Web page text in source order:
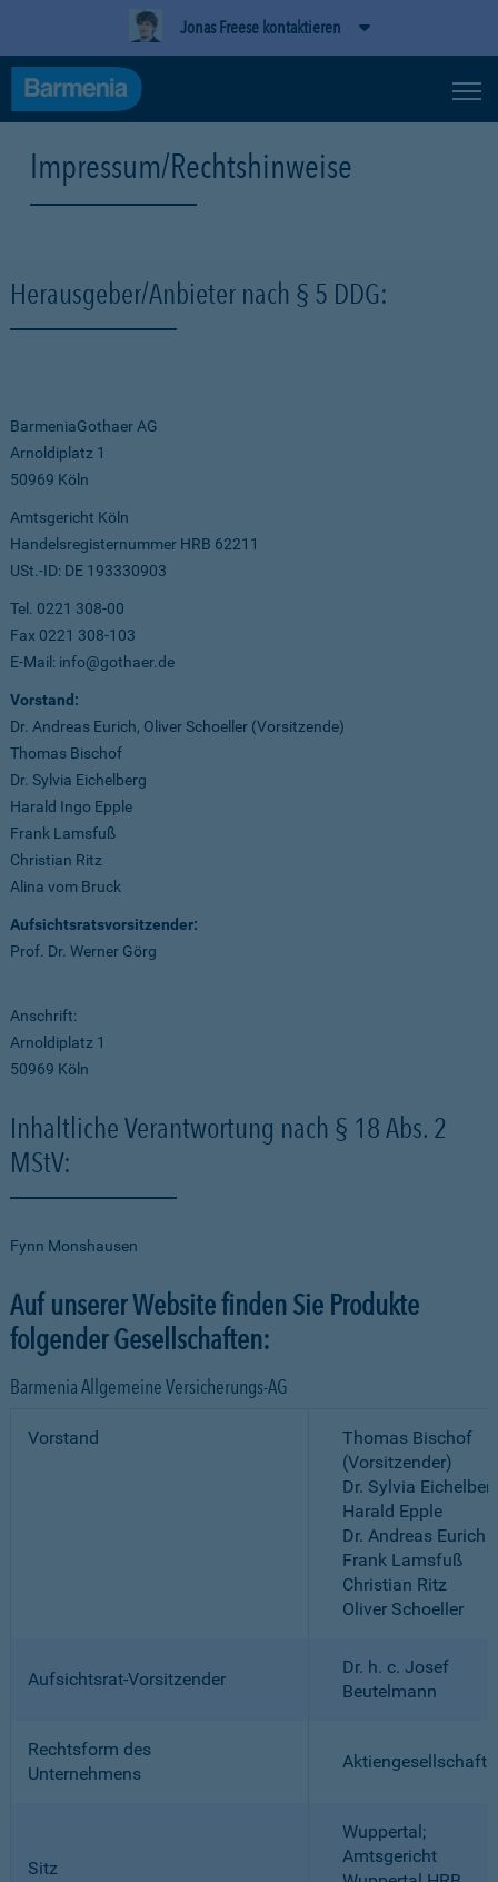
Jonas Freese kontaktieren
Impressum/Rechtshinweise
Herausgeber/Anbieter nach § 5 DDG:
BarmeniaGothaer AG
Arnoldiplatz 1
50969 Köln
Amtsgericht Köln
Handelsregisternummer HRB 62211
USt.-ID: DE 193330903
Tel. 0221 308-00
Fax 0221 308-103
E-Mail: info@gothaer.de
Vorstand:
Dr. Andreas Eurich, Oliver Schoeller (Vorsitzende)
Thomas Bischof
Dr. Sylvia Eichelberg
Harald Ingo Epple
Frank Lamsfuß
Christian Ritz
Alina vom Bruck
Aufsichtsratsvorsitzender:
Prof. Dr. Werner Görg
Anschrift:
Arnoldiplatz 1
50969 Köln
Inhaltliche Verantwortung nach § 18 Abs. 2
MStV:
Fynn Monshausen
Auf unserer Website finden Sie Produkte
folgender Gesellschaften:
Barmenia Allgemeine Versicherungs-AG
Vorstand
Thomas Bischof
(Vorsitzender)
Dr. Sylvia
Harald Epple
Dr. Andreas Eurich
Frank Lamsfuß
Christian Ritz
Oliver Schoeller
Aufsichtsrat-Vorsitzender
Dr. h. c. Josef
Beutelmann
Rechtsform des
Unternehmens
Aktiengesellschaft
Sitz
Wuppertal;
Amtsgericht